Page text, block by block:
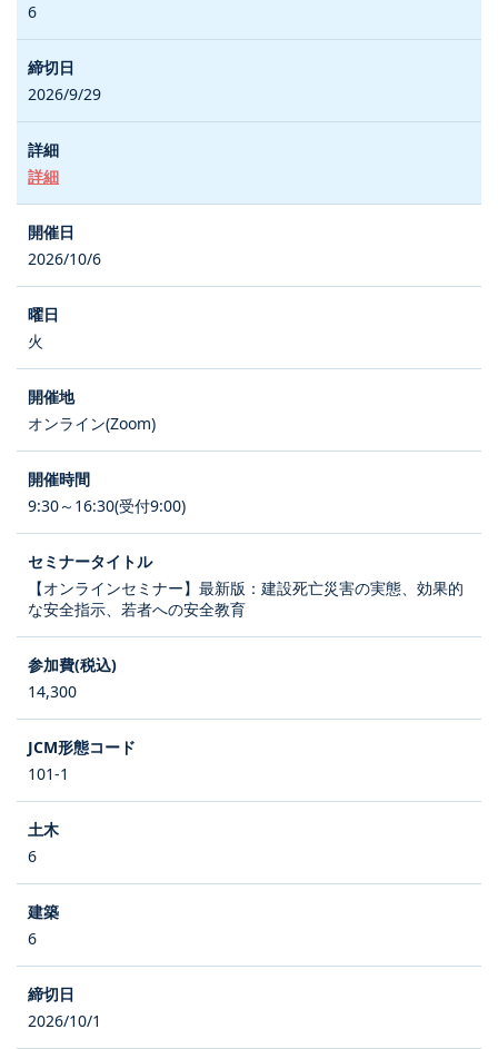
6
2026/9/29
詳細
2026/10/6
火
オンライン(Zoom)
9:30～16:30(受付9:00)
【オンラインセミナー】最新版：建設死亡災害の実態、効果的
な安全指示、若者への安全教育
14,300
101-1
6
6
2026/10/1